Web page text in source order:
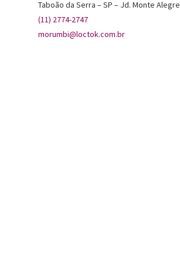
Taboão da Serra – SP – Jd. Monte Alegre
(11) 2774-2747
morumbi@loctok.com.br